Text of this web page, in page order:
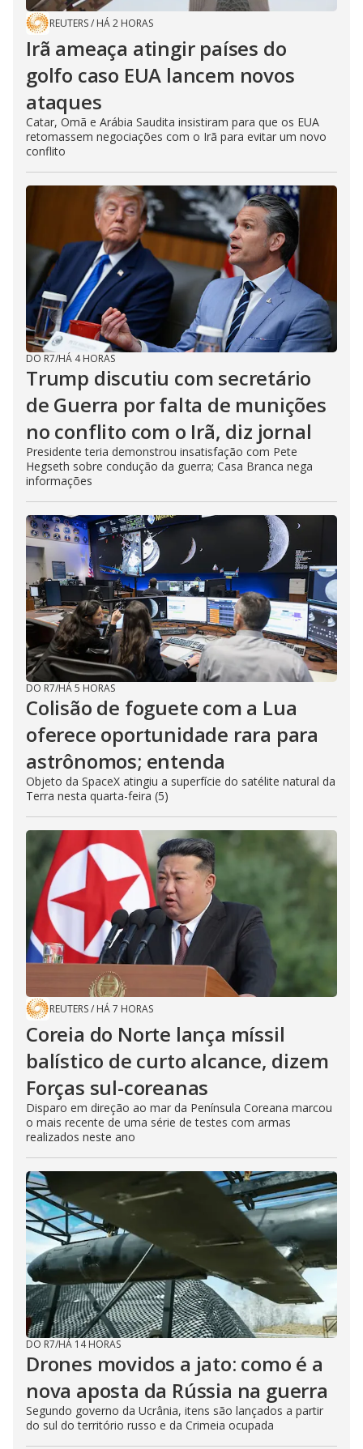
REUTERS/ HÁ 2 HORAS
Irã ameaça atingir países do
golfo caso EUA lancem novos
ataques
Catar, Omã e Arábia Saudita insistiram para que os EUA
retomassem negociações com o Irã para evitar um novo
conflito
DO R7/HÁ 4 HORAS
Trump discutiu com secretário
de Guerra por falta de munições
no conflito com o Irã, diz jornal
Presidente teria demonstrou insatisfação com Pete
Hegseth sobre condução da guerra; Casa Branca nega
informações
DO R7/HÁ 5 HORAS
Colisão de foguete com a Lua
oferece oportunidade rara para
astrônomos; entenda
Objeto da SpaceX atingiu a superfície do satélite natural da
Terra nesta quarta-feira (5)
REUTERS/ HÁ 7 HORAS
Coreia do Norte lança míssil
balístico de curto alcance, dizem
Forças sul-coreanas
Disparo em direção ao mar da Península Coreana marcou
o mais recente de uma série de testes com armas
realizados neste ano
DO R7/HÁ 14 HORAS
Drones movidos a jato: como é a
nova aposta da Rússia na guerra
Segundo governo da Ucrânia, itens são lançados a partir
do sul do território russo e da Crimeia ocupada